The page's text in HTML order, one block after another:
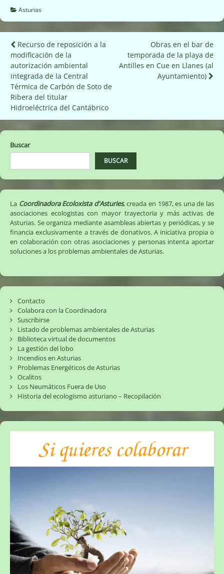
Asturias
Navegación
de
entradas
Recurso de reposición a la
modificación de la
autorización ambiental
integrada de la Central
Térmica de Carbón de Soto de
Ribera del titular
Hidroeléctrica del Cantábrico
Obras en el bar de
temporada de la playa de
Antilles en Cue en Llanes (al
Ayuntamiento)
Buscar
BUSCAR
La Coordinadora Ecoloxista d'Asturies, creada en 1987, es una de las
asociaciones ecologistas con mayor trayectoria y más activas de
Asturias. Se organiza mediante asambleas abiertas y periódicas, y se
financia exclusivamente a través de donativos. A iniciativa propia o
en colaboración con otras asociaciones y personas intenta aportar
soluciones a los problemas ambientales de Asturias.
Contacto
Colabora con la Coordinadora
Suscribirse
Listado de problemas ambientales de Asturias
Biblioteca virtual de documentos
La gestión del lobo
Incendios en Asturias
Problemas Energéticos de Asturias
Ocalitos
Los Neumáticos Fuera de Uso
Historia del ecologismo asturiano – Recopilación